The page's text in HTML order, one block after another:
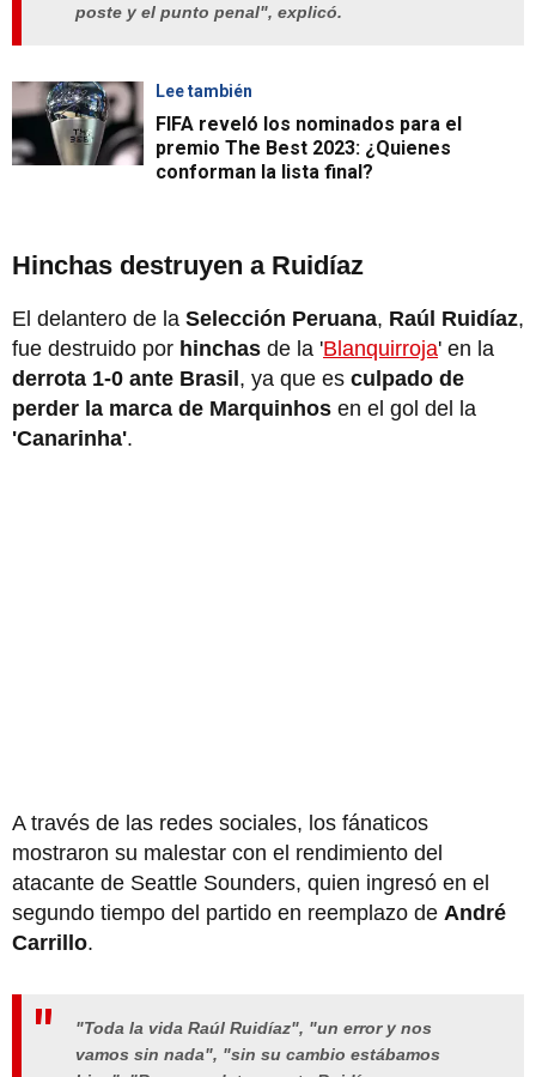
poste y el punto penal", explicó.
Lee también
FIFA reveló los nominados para el
premio The Best 2023: ¿Quienes
conforman la lista final?
Hinchas destruyen a Ruidíaz
El delantero de la Selección Peruana, Raúl Ruidíaz,
fue destruido por hinchas de la 'Blanquirroja' en la
derrota 1-0 ante Brasil, ya que es culpado de
perder la marca de Marquinhos en el gol del la
'Canarinha'.
A través de las redes sociales, los fánaticos
mostraron su malestar con el rendimiento del
atacante de Seattle Sounders, quien ingresó en el
segundo tiempo del partido en reemplazo de André
Carrillo.
"Toda la vida Raúl Ruidíaz", "un error y nos
vamos sin nada", "sin su cambio estábamos